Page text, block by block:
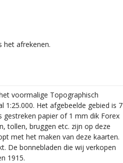
het afrekenen.
voormalige Topographisch
1:25.000. Het afgebeelde gebied is 7
papier of 1 mm dik Forex
tollen, bruggen etc. zijn op deze
met het maken van deze kaarten.
De bonnebladen die wij verkopen
1915.